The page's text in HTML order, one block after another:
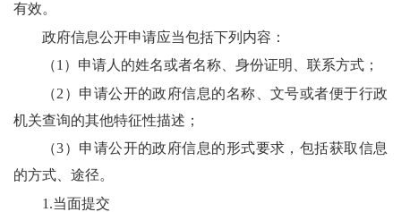
有效。
政府信息公开申请应当包括下列内容：
（1）申请人的姓名或者名称、身份证明、联系方式；
（2）申请公开的政府信息的名称、文号或者便于行政
机关查询的其他特征性描述；
（3）申请公开的政府信息的形式要求，包括获取信息
的方式、途径。
1.当面提交